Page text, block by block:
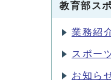
教育部ス
業務紹
スポー
お知ら